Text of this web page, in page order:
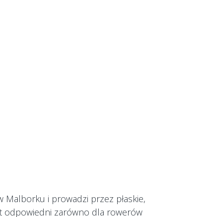
Malborku i prowadzi przez płaskie,
odpowiedni zarówno dla rowerów